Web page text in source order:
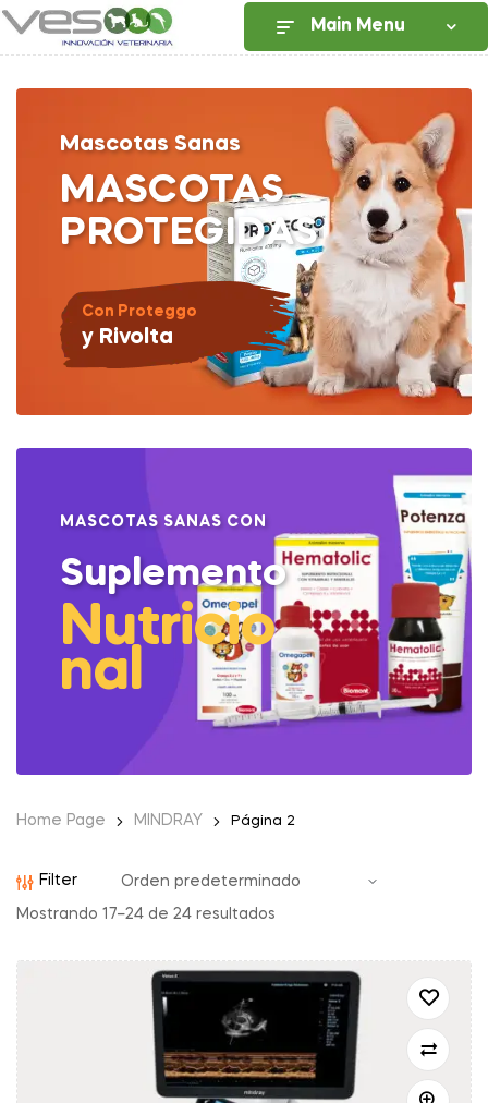
Main Menu
MASCOTAS
PROTEGIDAS
Mascotas Sanas
Con Proteggo
y Rivolta
MASCOTAS SANAS CON
Suplemento
Nutricio
nal
Home Page MINDRAY Página 2
Filter
Mostrando 17–24 de 24 resultados